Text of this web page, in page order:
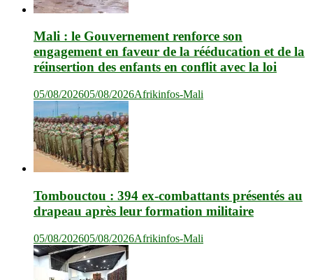
Mali : le Gouvernement renforce son
engagement en faveur de la rééducation et de la
réinsertion des enfants en conflit avec la loi
05/08/202605/08/2026Afrikinfos-Mali
Tombouctou : 394 ex-combattants présentés au
drapeau après leur formation militaire
05/08/202605/08/2026Afrikinfos-Mali